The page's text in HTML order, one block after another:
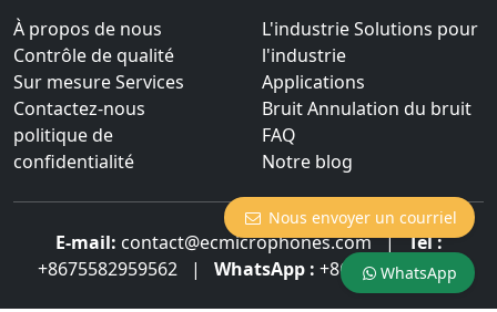
Nous envoyer un courriel
WhatsApp
À propos de nous
Contrôle de qualité
Sur mesure Services
Contactez-nous
politique de
confidentialité
L'industrie Solutions pour
l'industrie
Applications
Bruit Annulation du bruit
FAQ
Notre blog
E-mail: contact@ecmicrophones.com|Tél :
+8675582959562 | WhatsApp : +8613922873003